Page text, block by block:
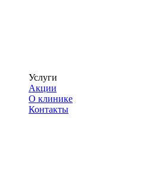
Услуги
Акции
О клинике
Контакты